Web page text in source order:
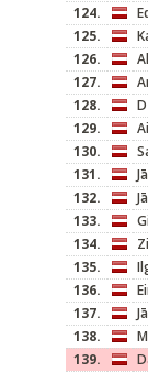
124.
125.
126.
127.
128.
129.
130.
131.
132.
133.
134.
135.
136.
137.
138.
139.